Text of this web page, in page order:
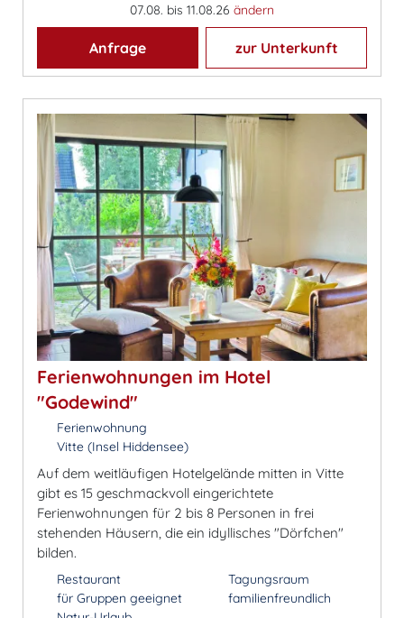
07.08. bis 11.08.26 ändern
Anfrage zur Unterkunft
Ferienwohnungen im Hotel
"Godewind"
Ferienwohnung
Vitte (Insel Hiddensee)
Auf dem weitläufigen Hotelgelände mitten in Vitte
gibt es 15 geschmackvoll eingerichtete
Ferienwohnungen für 2 bis 8 Personen in frei
stehenden Häusern, die ein idyllisches "Dörfchen"
bilden.
Restaurant
für Gruppen geeignet
Tagungsraum
familienfreundlich